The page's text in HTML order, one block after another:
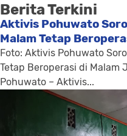
Berita Terkini
Aktivis Pohuwato
Malam Tetap
Foto: Aktivis Pohuwato
Tetap Beroperasi di Malam
Pohuwato – Aktivis...